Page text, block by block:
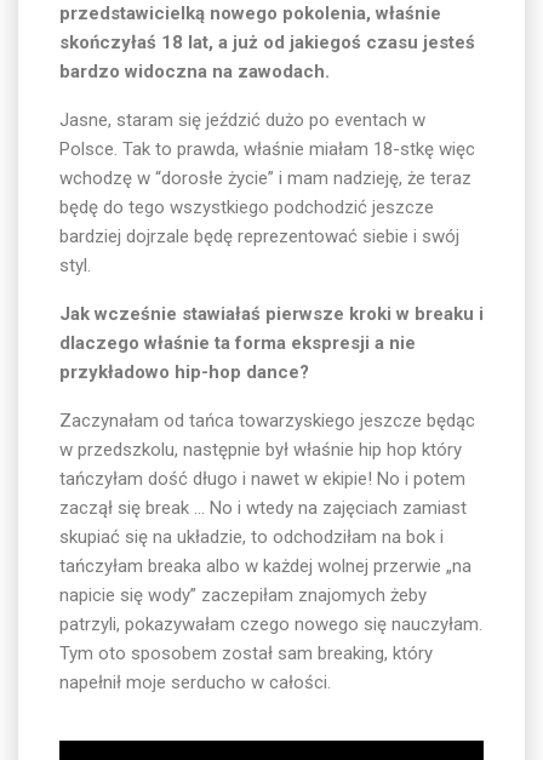
przedstawicielką nowego pokolenia, właśnie
skończyłaś 18 lat, a już od jakiegoś czasu jesteś
bardzo widoczna na zawodach.
Jasne, staram się jeździć dużo po eventach w
Polsce. Tak to prawda, właśnie miałam 18-stkę więc
wchodzę w “dorosłe życie” i mam nadzieję, że teraz
będę do tego wszystkiego podchodzić jeszcze
bardziej dojrzale będę reprezentować siebie i swój
styl.
Jak wcześnie stawiałaś pierwsze kroki w breaku i
dlaczego właśnie ta forma ekspresji a nie
przykładowo hip-hop dance?
Zaczynałam od tańca towarzyskiego jeszcze będąc
w przedszkolu, następnie był właśnie hip hop który
tańczyłam dość długo i nawet w ekipie! No i potem
zaczął się break … No i wtedy na zajęciach zamiast
skupiać się na układzie, to odchodziłam na bok i
tańczyłam breaka albo w każdej wolnej przerwie „na
napicie się wody” zaczepiłam znajomych żeby
patrzyli, pokazywałam czego nowego się nauczyłam.
Tym oto sposobem został sam breaking, który
napełnił moje serducho w całości.